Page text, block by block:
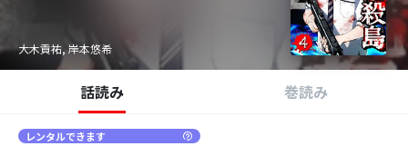
大木貢祐, 岸本悠希
話読み 巻読み
レンタルできます